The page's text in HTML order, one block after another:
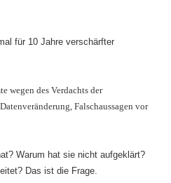
für 10 Jahre verschärfter
wegen des Verdachts der
Falschaussagen vor
Warum hat sie nicht aufgeklärt?
Das ist die Frage.